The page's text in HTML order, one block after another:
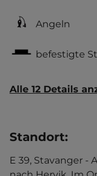
Angeln
befestigte
Alle 12 Details
Standort:
E 39, Stavanger -